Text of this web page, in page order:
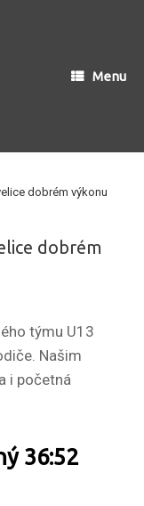
Menu
dobrém výkonu
dobrém
týmu U13
Našim
i početná
36:52